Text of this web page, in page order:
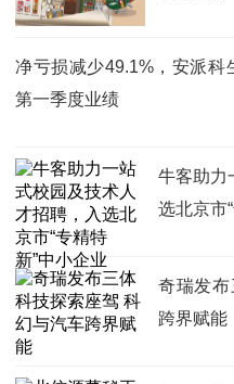
净亏损减少49.1%，安派
第一季度业绩
牛客助力
选北京市
奇瑞发
跨界赋能